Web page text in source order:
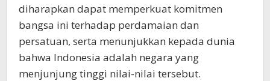
diharapkan dapat memperkuat komitmen
bangsa ini terhadap perdamaian dan
persatuan, serta menunjukkan kepada dunia
bahwa Indonesia adalah negara yang
menjunjung tinggi nilai-nilai tersebut.